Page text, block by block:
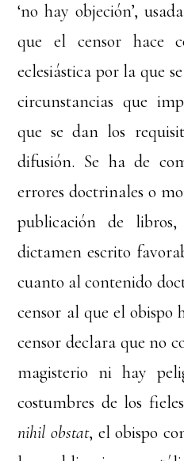
‘no hay objeción’,
que el censor hace
eclesiástica por la que
circunstancias que
que se dan los
difusión. Se ha de
errores doctrinales o
publicación de
dictamen escrito
cuanto al contenido
censor al que el obispo
censor declara que no
magisterio ni hay
costumbres de los
nihil obstat, el obispo